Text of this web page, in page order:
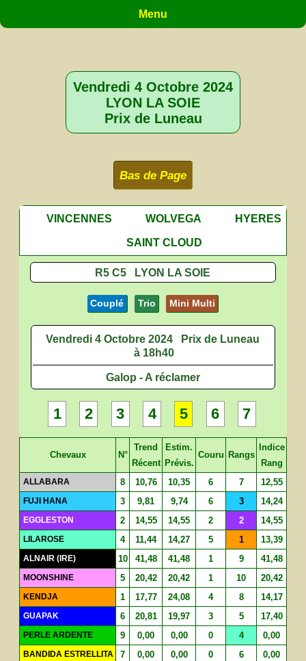
Menu
Vendredi 4 Octobre 2024
LYON LA SOIE
Prix de Luneau
Bas de Page
VINCENNES WOLVEGA
HYERES
SAINT CLOUD
R5 C5 LYON LA SOIE
Couplé Trio Mini Multi
Vendredi 4 Octobre 2024
Prix de Luneau
à 18h40
Galop - A réclamer
1 2 3 4 5 6 7
Chevaux N°
Trend
Récent
Estim.
Prévis.
Couru Rangs
Indice
Rang
ALLABARA 8 10,76 10,35 6 7 12,55
FUJI HANA 3 9,81 9,74 6 3 14,24
EGGLESTON 2 14,55 14,55 2 2 14,55
LILAROSE 4 11,44 14,27 5 1 13,39
ALNAIR (IRE) 10 41,48 41,48 1 9 41,48
MOONSHINE 5 20,42 20,42 1 10 20,42
KENDJA 1 17,77 24,08 4 8 14,17
GUAPAK 6 20,81 19,97 3 5 17,40
PERLE ARDENTE 9 0,00 0,00 0 4 0,00
BANDIDA ESTRELLITA 7 0,00 0,00 0 6 0,00